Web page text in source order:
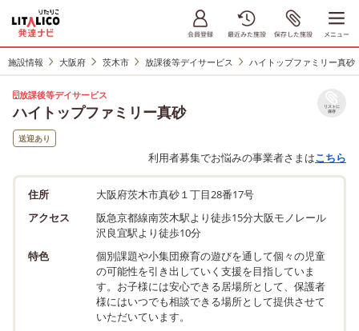
施設情報 大阪府 茨木市 放課後等デイサービス ハイトップファミリー真砂
放課後等デイサービス
ハイトップファミリー真砂 リストに
保存
送迎あり
利用者募集でお悩みの事業者さまはこちら
住所
大阪府茨木市真砂１丁目28番17号
アクセス
阪急京都線南茨木駅より徒歩15分大阪モノレール
沢良宜駅より徒歩10分
特色
個別課題や小集団療育の遊びを通して個々の児童
の可能性を引き出していく支援を目指していま
す。お子様には安心できる居場所として、保護者
様にはいつでも相談できる場所として提供させて
いただいています。